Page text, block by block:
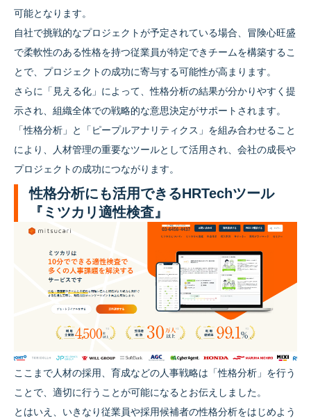
可能となります。
自社で挑戦的なプロジェクトが予定されている場合、冒険心旺盛
で柔軟性のある性格を持つ従業員が特定できチームを構築するこ
とで、プロジェクトの成功に寄与する可能性が高まります。
さらに「見える化」によって、性格分析の結果が分かりやすく提
示され、組織全体での戦略的な意思決定がサポートされます。
「性格分析」と「ピープルアナリティクス」を組み合わせること
により、人材管理の重要なツールとして活用され、会社の成長や
プロジェクトの成功につながります。
性格分析にも活用できるHRTechツール
『ミツカリ適性検査』
ここまで人材の採用、育成などの人事戦略は「性格分析」を行う
ことで、適切に行うことが可能になるとお伝えしました。
とはいえ、いきなり従業員や採用候補者の性格分析をはじめよう